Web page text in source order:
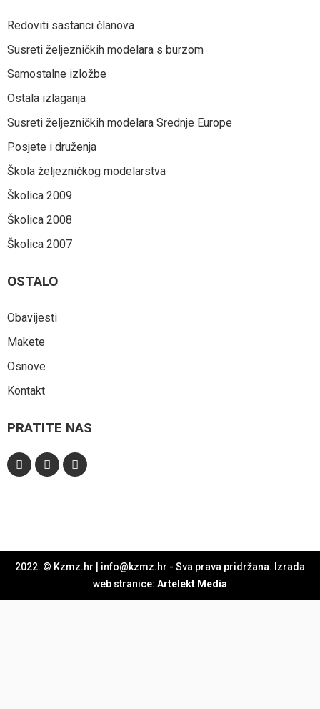
Redoviti sastanci članova
Susreti željezničkih modelara s burzom
Samostalne izložbe
Ostala izlaganja
Susreti željezničkih modelara Srednje Europe
Posjete i druženja
Škola željezničkog modelarstva
Školica 2009
Školica 2008
Školica 2007
OSTALO
Obavijesti
Makete
Osnove
Kontakt
PRATITE NAS
2022. © Kzmz.hr | info@kzmz.hr - Sva prava pridržana. Izrada
web stranice: Artelekt Media